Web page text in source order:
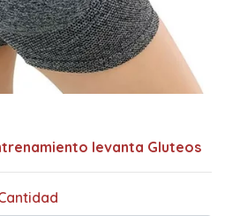
levanta Gluteos